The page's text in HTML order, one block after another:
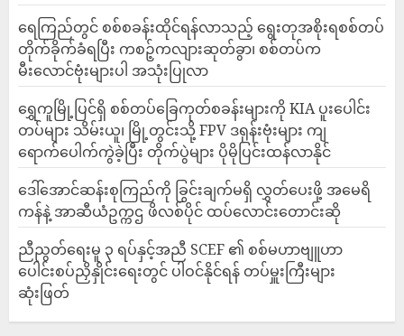
ရေကြည်တွင် စစ်စခန်းထိုင်ရန်လာသည့် ရွေးတုအစိုးရစစ်တပ်
တိုက်ခိုက်ခံရပြီး ကစဉ့်ကလျားဆုတ်ခွာ၊ စစ်တပ်က
မီးလောင်ဗုံးများပါ အသုံးပြုလာ
‎ရွှေကူမြို့ပြင်ရှိ စစ်တပ်ခြေကုတ်စခန်းများကို KIA ပူးပေါင်း
တပ်များ သိမ်းယူ၊ မြို့တွင်းသို့ FPV ဒရုန်းဗုံးများ ကျ
ရောက်ပေါက်ကွဲခဲ့ပြီး တိုက်ပွဲများ ပိုမိုပြင်းထန်လာနိုင်
ဒေါ်အောင်ဆန်းစုကြည်ကို ခြွင်းချက်မရှိ လွှတ်ပေးဖို့ အမေရိ
ကန်နဲ့ အာဆီယံဥက္ကဌ ဖိလစ်ပိုင် ထပ်လောင်းတောင်းဆို
ညီညွတ်ရေးမူ ၃ ရပ်နှင့်အညီ SCEF ၏ စစ်မဟာဗျူဟာ
ပေါင်းစပ်ညှိနှိုင်းရေးတွင် ပါဝင်နိုင်ရန် တပ်မှူးကြီးများ
ဆုံးဖြတ်